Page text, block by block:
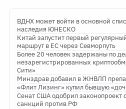
ВДНХ может войти в основной
наследия ЮНЕСКО
Китай запустит первый
маршрут в ЕС через Севморпуть
Более 20 человек задержаны по
незарегистрированных
Сити»
Минздрав добавил в ЖНВЛП
«Флит Лизинг» купил бывшую
Сенат США одобрил законопроект
санкций против РФ